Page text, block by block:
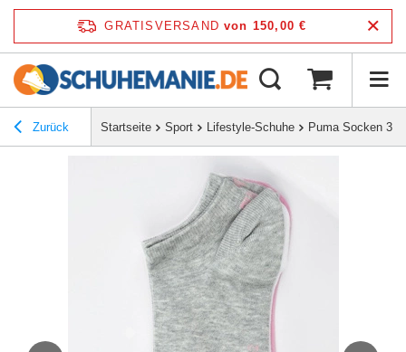
GRATISVERSAND von 150,00 €
Zurück Startseite Sport Lifestyle-Schuhe Puma Socken 3